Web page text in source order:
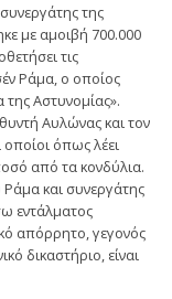
της
με αμοιβή 700.000
τις
Ράμα, ο οποίος
Αστυνομίας».
Αυλώνας και τον
όπως λέει
από τα κονδύλια.
και συνεργάτης
εντάλματος
απόρρητο, γεγονός
δικαστήριο, είναι